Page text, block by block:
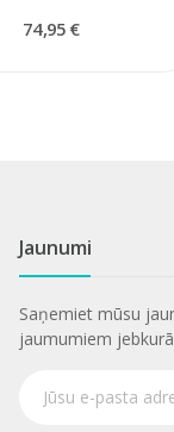
74,95 €
Jaunumi
Saņemiet mūsu
jaumumiem